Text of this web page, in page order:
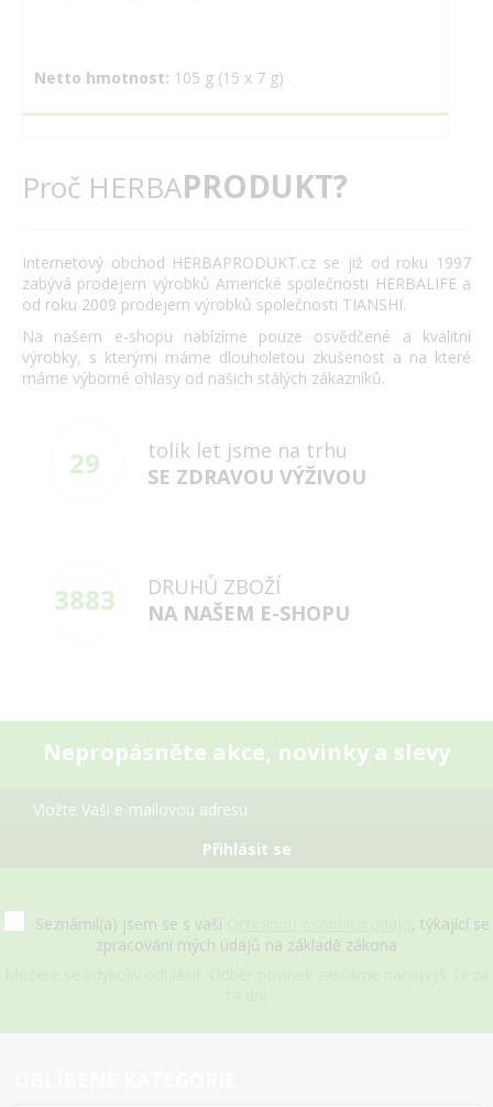
Netto hmotnost: 105 g (15 x 7 g)
Proč HERBAPRODUKT?
Internetový obchod HERBAPRODUKT.cz se již od roku 1997
zabývá prodejem výrobků Americké společnosti HERBALIFE a
od roku 2009 prodejem výrobků společnosti TIANSHI.
Na našem e-shopu nabízíme pouze osvědčené a kvalitní
výrobky, s kterými máme dlouholetou zkušenost a na které
máme výborné ohlasy od našich stálých zákazníků.
29
tolik let jsme na trhu
SE ZDRAVOU VÝŽIVOU
3883
DRUHŮ ZBOŽÍ
NA NAŠEM E-SHOPU
Nepropásněte akce, novinky a slevy
Přihlásit se
Seznámil(a) jsem se s vaší
, týkající se
zpracování mých údajů na základě zákona